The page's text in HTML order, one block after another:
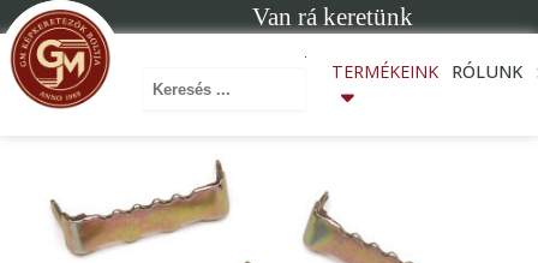
Van rá keretünk
Keresés ...
TERMÉKEINK RÓLUNK